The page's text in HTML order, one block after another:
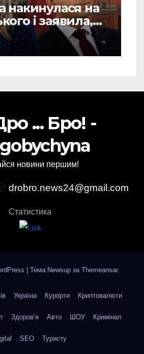
накинулася на
і заявила,
зобов’язана
Сталіну
... Бро! -
новини першим!
drobro.news24@gmail.com
Статистика
Тема:Newsup за Themeansar.
Україна Курорти Криптовалюти
Здоров’я Авто ШОУ Кримінал
SEO Туристу